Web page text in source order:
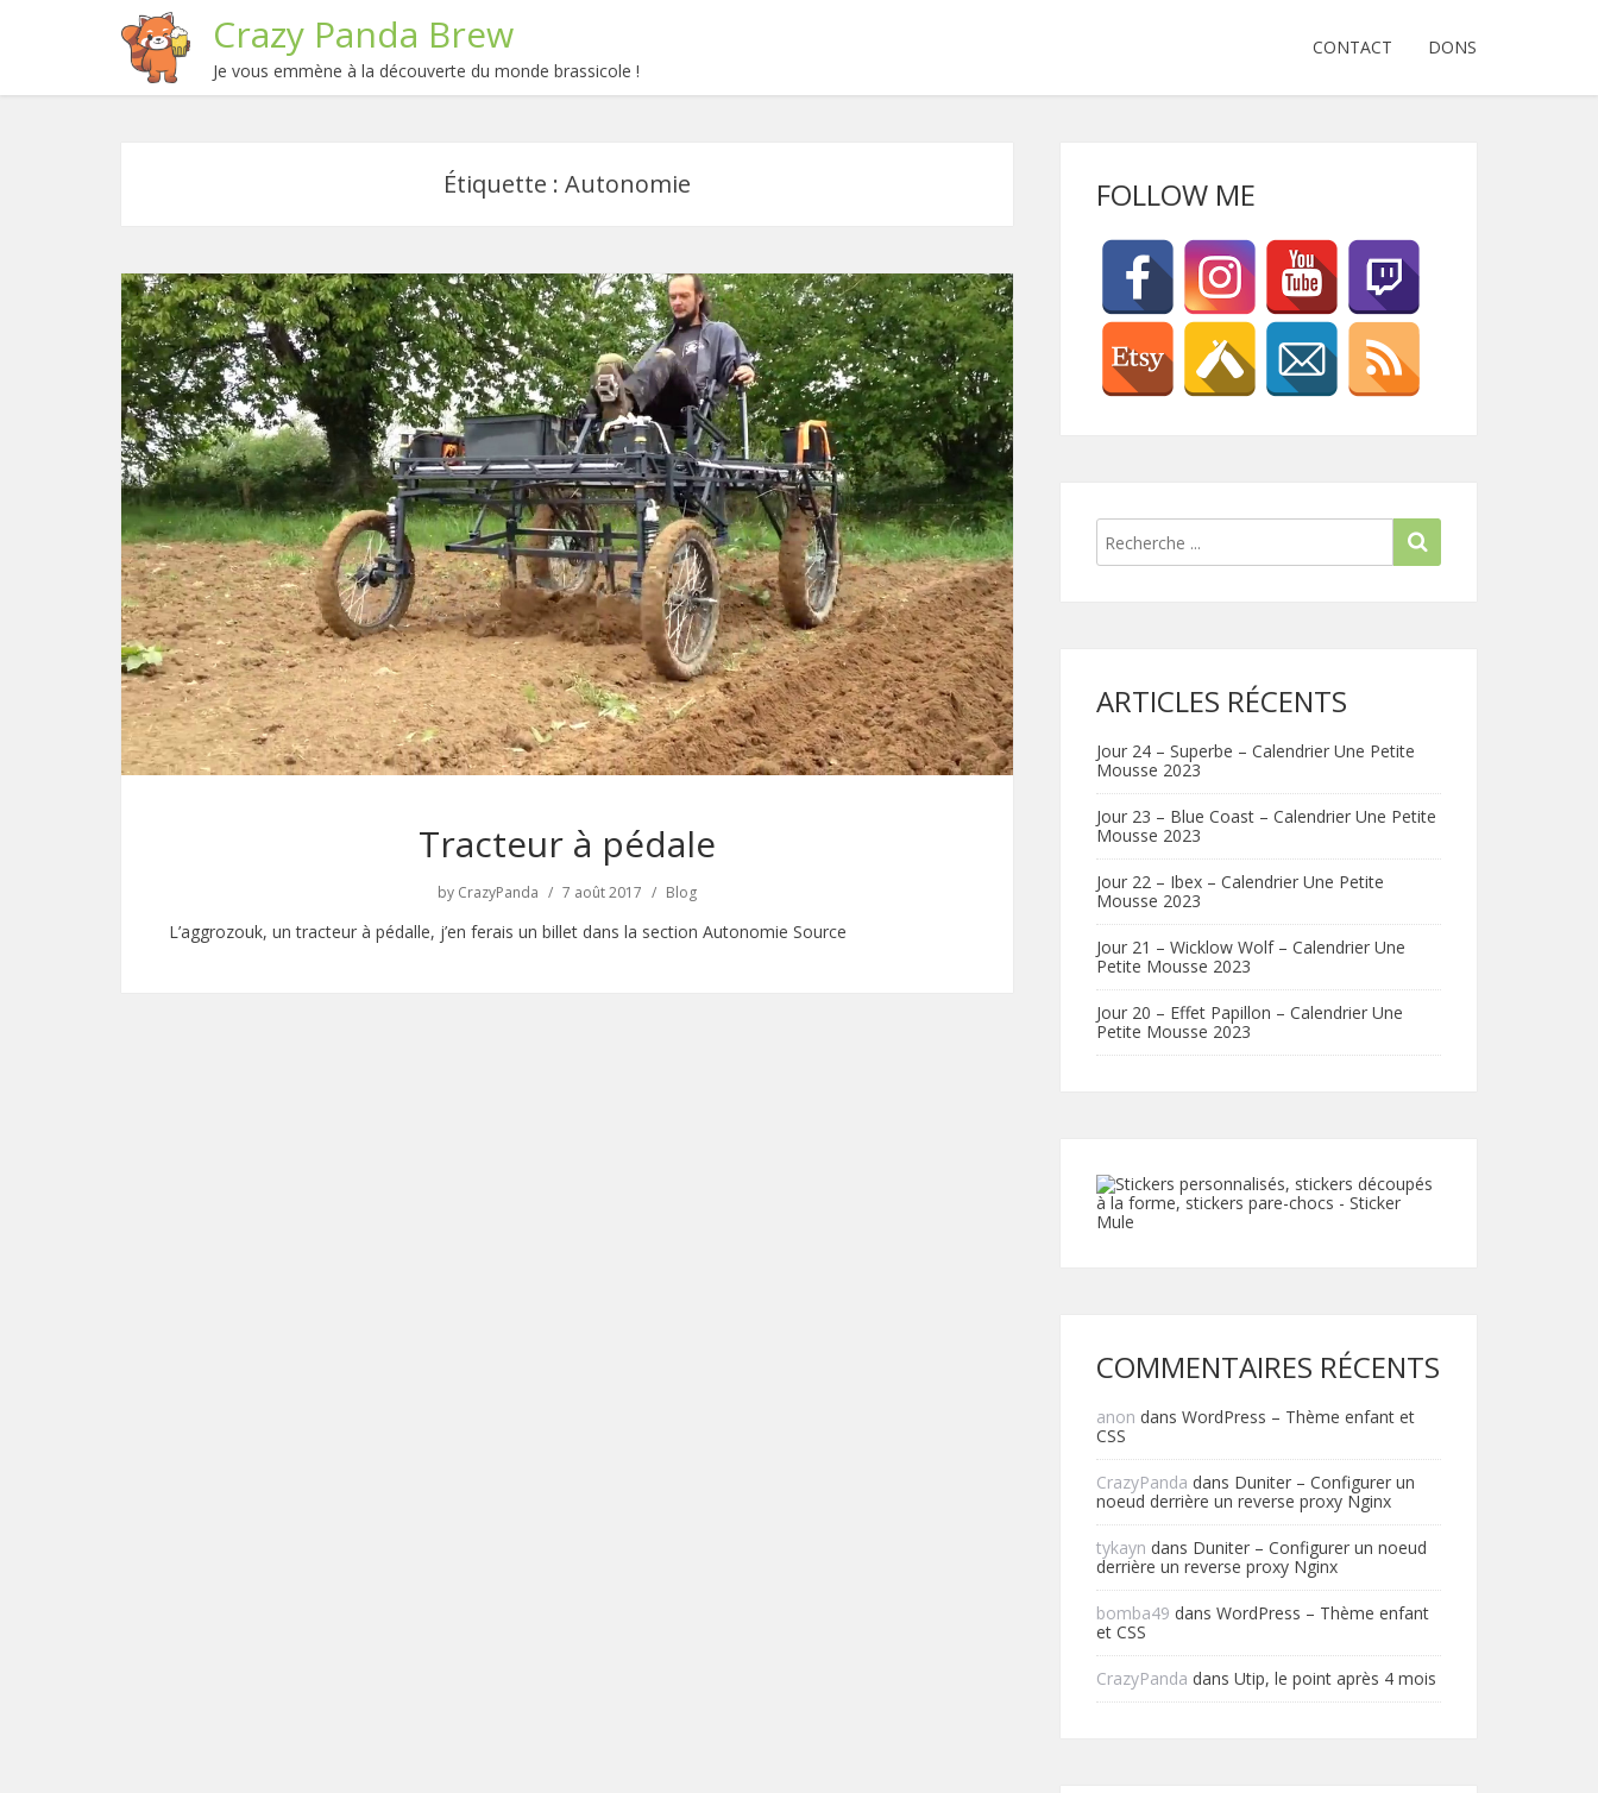
Crazy Panda Brew
Je vous emmène à la découverte du monde brassicole !
CONTACT DONS
Étiquette : Autonomie
Tracteur à pédale
by CrazyPanda 7 août 2017 Blog
L’aggrozouk, un tracteur à pédalle, j’en ferais un billet dans la section Autonomie Source
FOLLOW ME
ARTICLES RÉCENTS
Jour 24 – Superbe – Calendrier Une Petite
Mousse 2023
Jour 23 – Blue Coast – Calendrier Une Petite
Mousse 2023
Jour 22 – Ibex – Calendrier Une Petite
Mousse 2023
Jour 21 – Wicklow Wolf – Calendrier Une
Petite Mousse 2023
Jour 20 – Effet Papillon – Calendrier Une
Petite Mousse 2023
COMMENTAIRES RÉCENTS
anon dans WordPress – Thème enfant et
CSS
CrazyPanda dans Duniter – Configurer un
noeud derrière un reverse proxy Nginx
tykayn dans Duniter – Configurer un noeud
derrière un reverse proxy Nginx
bomba49 dans WordPress – Thème enfant
et CSS
CrazyPanda dans Utip, le point après 4 mois